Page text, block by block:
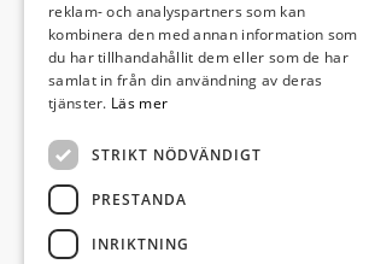
reklam- och analyspartners som kan
kombinera den med annan information som
du har tillhandahållit dem eller som de har
samlat in från din användning av deras
tjänster. Läs mer
STRIKT NÖDVÄNDIGT
PRESTANDA
INRIKTNING